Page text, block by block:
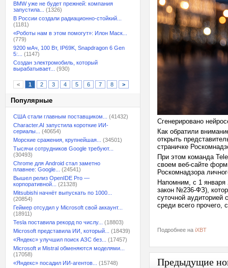
BMW уже не будет прежней: компания
запустила...
(1326)
В России создали радиационно-стойкий...
(1181)
«Роботы нам в этом помогут»: Илон Маск...
(779)
9200 мАч, 100 Вт, IP69K, Snapdragon 6 Gen
5:...
(1147)
Создан электромобиль, который
вырабатывает...
(930)
< 1 2 3 4 5 6 7 8 >
Популярные
США стали главным поставщиком...
(41432)
Character.AI запустила короткие ИИ-
сериалы...
(40654)
Морские сражения, крупнейшая...
(34501)
Тысячи сотрудников Google требуют...
(30493)
Chrome для Android стал заметно
плавнее: Google...
(24541)
Вышел релиз OpenIDE Pro —
корпоративной...
(21328)
Mitsubishi начнёт выпускать по 1000...
(20854)
Геймер отсудил у Microsoft свой аккаунт...
(18911)
Tesla поставила рекорд по числу...
(18803)
Microsoft представила ИИ, который...
(18439)
«Яндекс» улучшил поиск АЗС без...
(17457)
Microsoft и Mistral обменяются моделями...
(17058)
«Яндекс» посадил ИИ-агентов...
(15748)
Сгенерировано
Как обратили
открыть
страничке
При этом команда
своем веб-сайте
Роскомнадзора
Напомним, с 1 января
закон №236-ФЗ),
суточной аудиторией
среди всего прочего,
Подробнее на iXBT
Предыдущие